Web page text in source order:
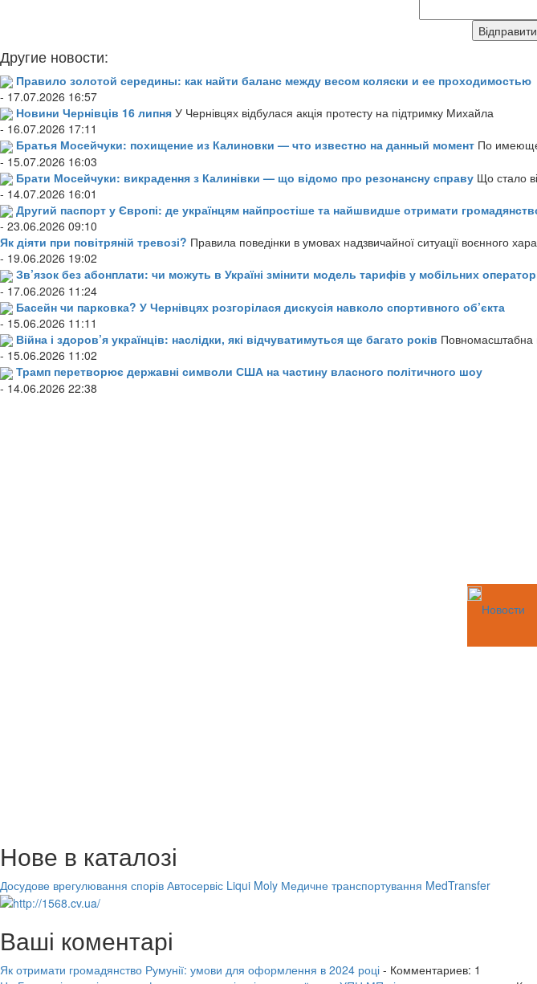
Другие новости:
Правило золотой середины: как найти баланс между весом коляски и ее проходимостью
- 17.07.2026 16:57
Новини Чернівців 16 липня У Чернівцях відбулася акція протесту на підтримку Михайла
- 16.07.2026 17:11
Братья Мосейчуки: похищение из Калиновки — что известно на данный момент По
- 15.07.2026 16:03
Брати Мосейчуки: викрадення з Калинівки — що відомо про резонансну справу Що стало
- 14.07.2026 16:01
Другий паспорт у Європі: де українцям найпростіше та найшвидше отримати
- 23.06.2026 09:10
Як діяти при повітряній тревозі? Правила поведінки в умовах надзвичайної ситуації воєнного
- 19.06.2026 19:02
Зв’язок без абонплати: чи можуть в Україні змінити модель тарифів у мобільних
- 17.06.2026 11:24
Басейн чи парковка? У Чернівцях розгорілася дискусія навколо спортивного об’єкта
- 15.06.2026 11:11
Війна і здоров’я українців: наслідки, які відчуватимуться ще багато років Повномасштабна
- 15.06.2026 11:02
Трамп перетворює державні символи США на частину власного політичного шоу
- 14.06.2026 22:38
Новости
Нове в каталозі
Досудове врегулювання спорів Автосервіс Liqui Moly Медичне транспортування MedTransfer
Ваші коментарі
Як отримати громадянство Румунії: умови для оформлення в 2024 році - Комментариев: 1